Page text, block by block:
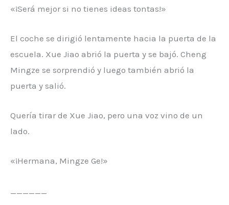
«¡Será mejor si no tienes ideas tontas!»
El coche se dirigió lentamente hacia la puerta de la
escuela. Xue Jiao abrió la puerta y se bajó. Cheng
Mingze se sorprendió y luego también abrió la
puerta y salió.
Quería tirar de Xue Jiao, pero una voz vino de un
lado.
«¡Hermana, Mingze Ge!»